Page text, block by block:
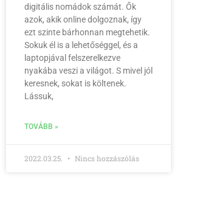
digitális nomádok számát. Ők
azok, akik online dolgoznak, így
ezt szinte bárhonnan megtehetik.
Sokuk él is a lehetőséggel, és a
laptopjával felszerelkezve
nyakába veszi a világot. S mivel jól
keresnek, sokat is költenek.
Lássuk,
TOVÁBB »
2022.03.25. Nincs hozzászólás